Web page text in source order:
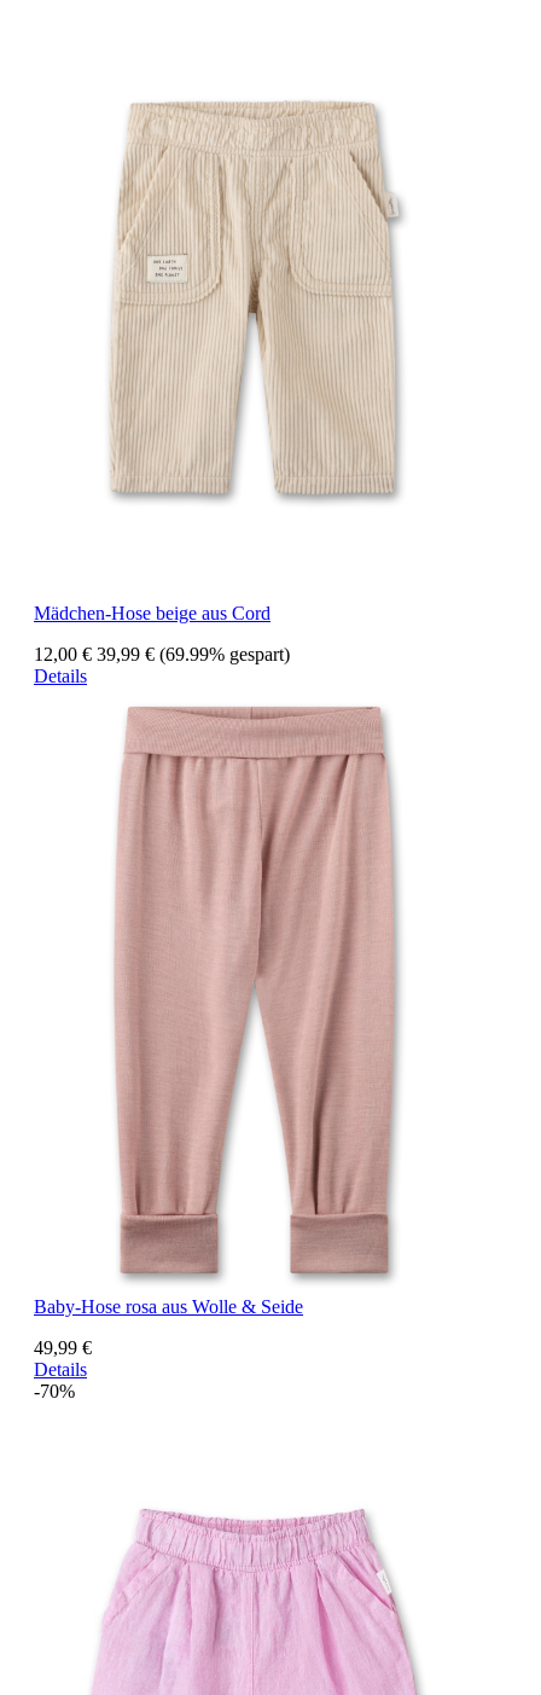
Mädchen-Hose beige aus Cord
12,00 € 39,99 € (69.99% gespart)
Details
Baby-Hose rosa aus Wolle & Seide
49,99 €
Details
-70%